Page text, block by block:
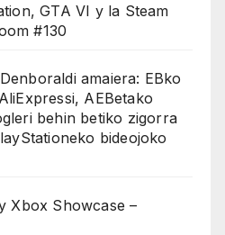
GTA VI y la Steam
#130
amaiera: EBko
AEBetako
behin betiko zigorra
bideojoko
Xbox Showcase –